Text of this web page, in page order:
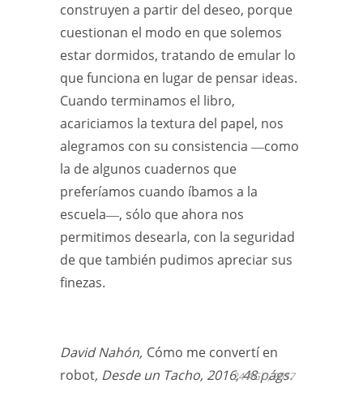
construyen a partir del deseo, porque
cuestionan el modo en que solemos
estar dormidos, tratando de emular lo
que funciona en lugar de pensar ideas.
Cuando terminamos el libro,
acariciamos la textura del papel, nos
alegramos con su consistencia ―como
la de algunos cuadernos que
preferíamos cuando íbamos a la
escuela―, sólo que ahora nos
permitimos desearla, con la seguridad
de que también pudimos apreciar sus
finezas.
David Nahón, Cómo me convertí en
robot, Desde un Tacho, 2016, 48 págs.
24 AGO, 2017